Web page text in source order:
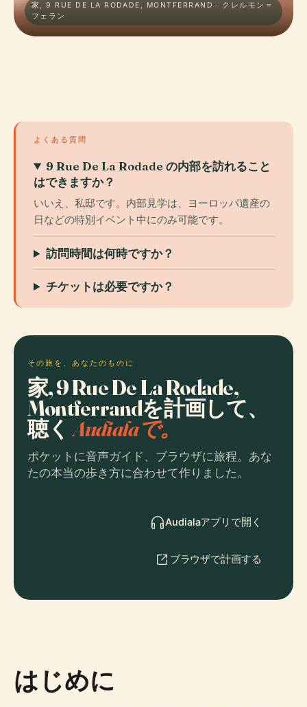
家, 9 RUE DE LA RODADE, MONTFERRAND · クレルモン＝
フェラン
よくある質問
9 Rue De La Rodade の内部を訪れること
はできますか？
いいえ、私邸です。内部見学は、ヨーロッパ遺産の
日などの特別イベント中にのみ可能です。
訪問時間は何時ですか？
チケットは必要ですか？
その旅を、あなたのものに
家, 9 Rue De La Rodade,
Montferrandを計画して、
聴くAudialaで。
ポケットに音声ガイド、ブラウザに旅程。あな
たの本当の歩き方に合わせて作りました。
Audialaアプリで開く
ブラウザで計画する
はじめに